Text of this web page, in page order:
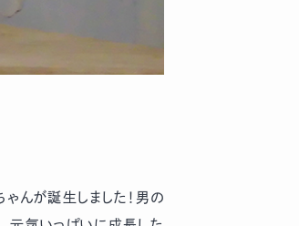
んが誕生しました！男の